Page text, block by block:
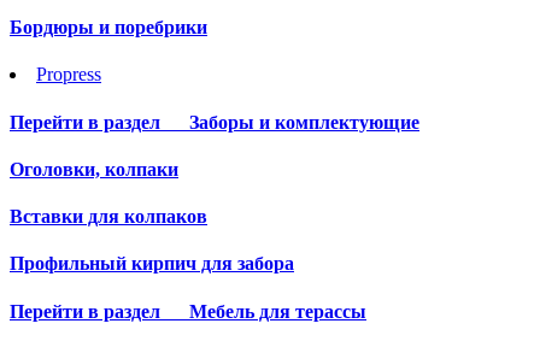
Бордюры и поребрики
Propress
Перейти в раздел Заборы и комплектующие
Оголовки, колпаки
Вставки для колпаков
Профильный кирпич для забора
Перейти в раздел Мебель для терассы